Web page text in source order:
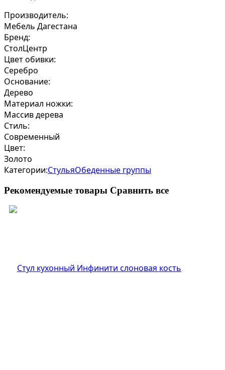
Производитель:
Мебель Дагестана
Бренд:
СтолЦентр
Цвет обивки:
Серебро
Основание:
Дерево
Материал ножки:
Массив дерева
Стиль:
Современный
Цвет:
Золото
Категории:СтульяОбеденные группы
Рекомендуемые товары Сравнить все